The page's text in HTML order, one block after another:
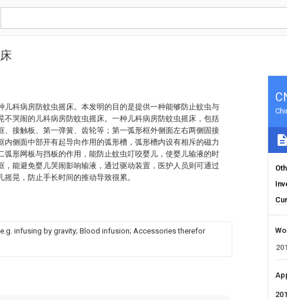
儿科病房防蚊虫摇床。本发明的目的是提供一种能够防止蚊虫与
不哭闹的儿科病房防蚊虫摇床。一种儿科病房防蚊虫摇床，包括
、接触板、第一弹簧、齿轮等；第一弧形框外侧面左右两侧固接
内侧面中部开有起导向作用的弧形槽，弧形槽内设有相斥的磁力
弧形网板与挡板的作用，能防止蚊虫叮咬婴儿，使婴儿输液的时
，能避免婴儿哭闹影响输液，通过驱动装置，医护人员则可通过
晃，防止手长时间的推动导致很累。
infusing by gravity; Blood infusion; Accessories therefor